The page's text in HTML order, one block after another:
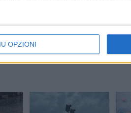
OPZIONI